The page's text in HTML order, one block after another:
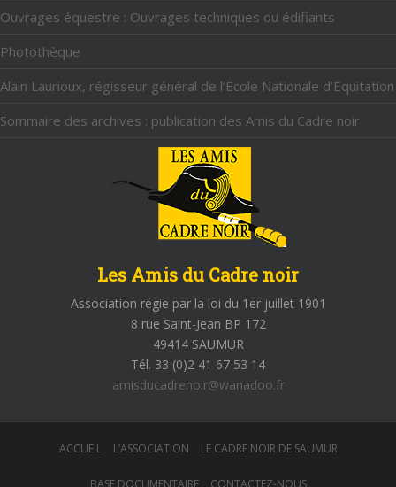
Ouvrages équestre : Ouvrages techniques ou édifiants
Photothèque
Alain Laurioux, régisseur général de l’Ecole Nationale d’Equitation
Sommaire des archives : publication des Amis du Cadre noir
Les Amis du Cadre noir
Association régie par la loi du 1er juillet 1901
8 rue Saint-Jean BP 172
49414 SAUMUR
Tél. 33 (0)2 41 67 53 14
amisducadrenoir@wanadoo.fr
ACCUEIL L’ASSOCIATION LE CADRE NOIR DE SAUMUR
BASE DOCUMENTAIRE CONTACTEZ-NOUS